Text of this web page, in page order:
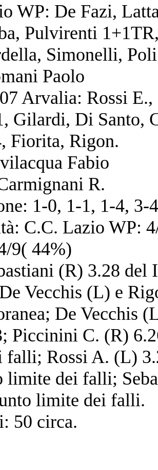
WP: De Fazi,
Pulvirenti
Simonelli,
Paolo
Arvalia: Rossi
Gilardi, Di Santo,
Fiorita, Rigon.
Fabio
R.
1-0, 1-1, 1-4,
C.C. Lazio WP:
9( 44%)
(R) 3.28
Vecchis (L) e
De Vecchis
Piccinini C. (R)
Rossi A. (L)
limite dei falli;
limite dei falli.
50 circa.